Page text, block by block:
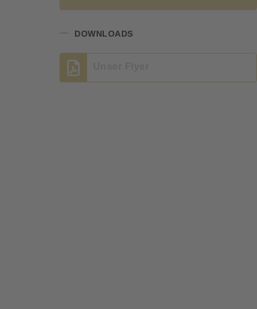
DOWNLOADS